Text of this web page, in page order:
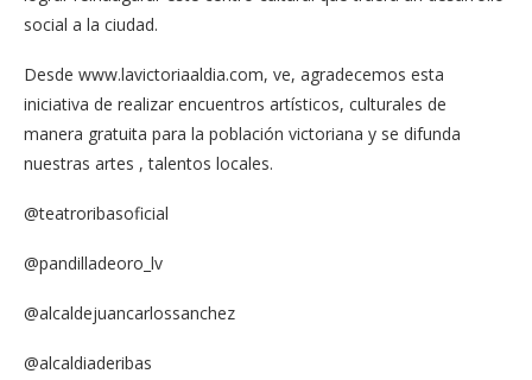
social a la ciudad.
Desde www.lavictoriaaldia.com, ve, agradecemos esta
iniciativa de realizar encuentros artísticos, culturales de
manera gratuita para la población victoriana y se difunda
nuestras artes , talentos locales.
@teatroribasoficial
@pandilladeoro_lv
@alcaldejuancarlossanchez
@alcaldiaderibas